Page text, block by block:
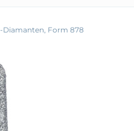
Diamanten, Form 878